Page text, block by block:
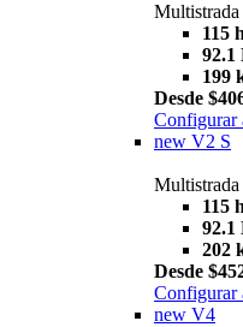
115
92.1
199
Desde
Configurar
new V2 S
115
92.1
202
Desde
Configurar
new V4